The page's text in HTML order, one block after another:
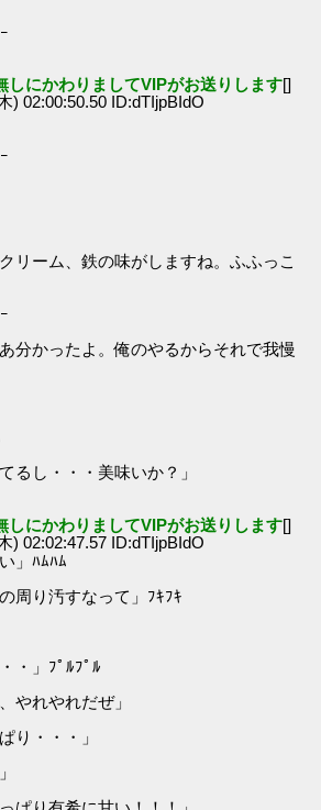
しにかわりましてVIPがお送りします[]
) 02:00:50.50 ID:dTIjpBIdO
リーム、鉄の味がしますね。ふふっこ
分かったよ。俺のやるからそれで我慢
るし・・・美味いか？」
しにかわりましてVIPがお送りします[]
) 02:02:47.57 ID:dTIjpBIdO
」ﾊﾑﾊﾑ
周り汚すなって」ﾌｷﾌｷ
・」ﾌﾟﾙﾌﾟﾙ
やれやれだぜ」
り・・・」